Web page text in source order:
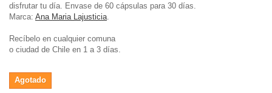
disfrutar tu día. Envase de 60 cápsulas para 30 días.
Marca: Ana Maria Lajusticia
Recíbelo en cualquier comuna
o ciudad de Chile en 1 a 3 días.
Agotado